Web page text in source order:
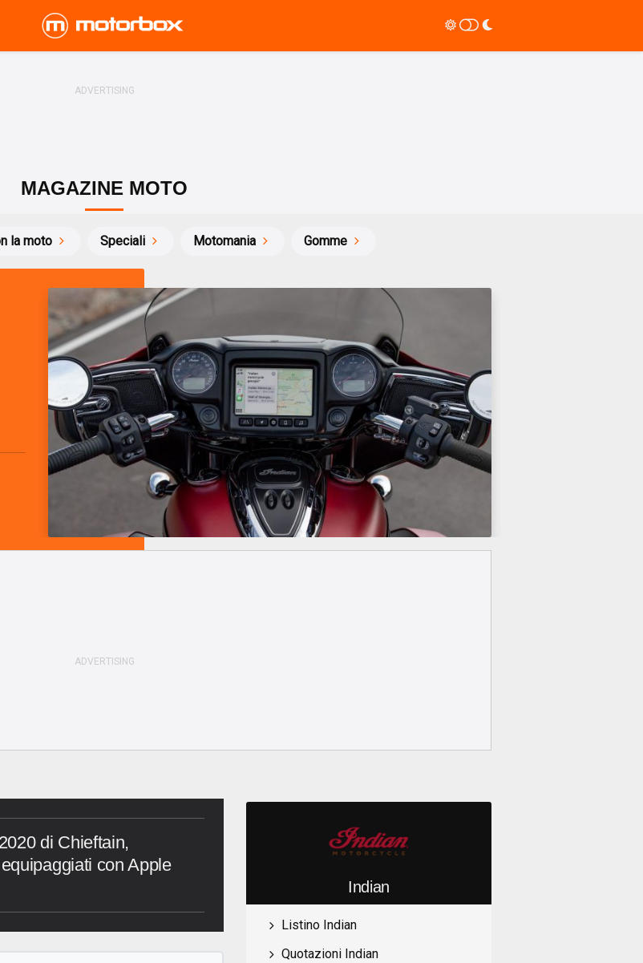
MAGAZINE MOTO
la moto Speciali Motomania Gomme
di Chieftain,
con Apple
Indian
Listino Indian
Quotazioni Indian